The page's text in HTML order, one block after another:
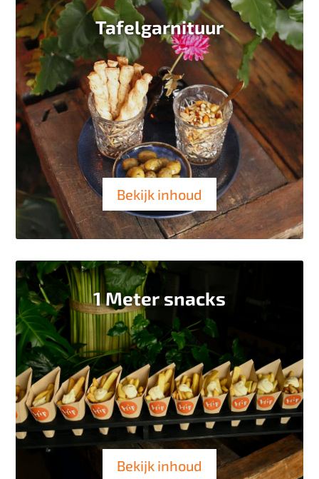
Tafelgarnituur
Bekijk inhoud
1 Meter snacks
Bekijk inhoud